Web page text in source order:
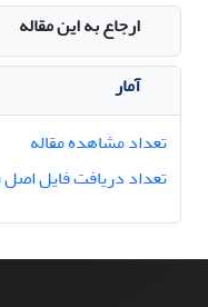
ارجاع به این مقاله
آمار
تعداد مشاهده مقاله
تعداد دریافت فایل اصل